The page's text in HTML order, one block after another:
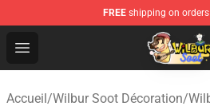
FREE shipping on
Open menu
Wilbur Soot Shop - Official
Accueil/Wilbur Soot Décoration/